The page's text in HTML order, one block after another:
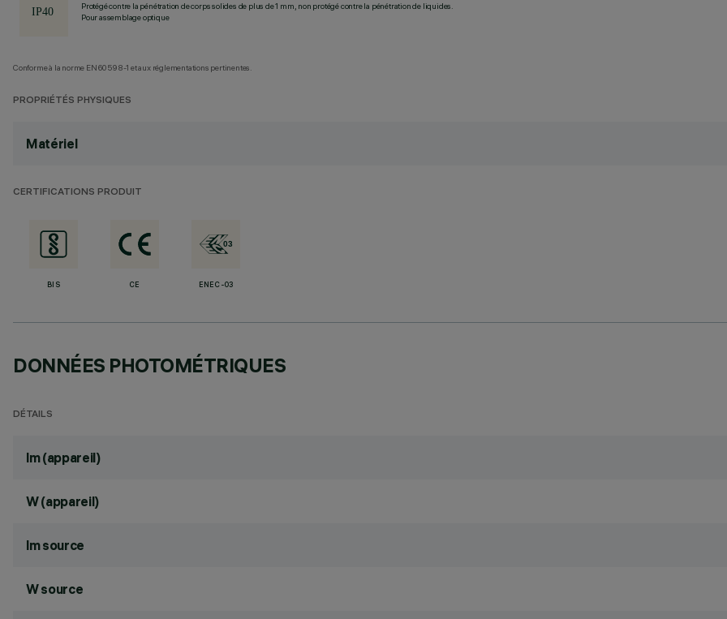
Protégé contre la pénétration de corps solides de plus de 1 mm, non protégé contre la pénétration de liquides.
Pour assemblage optique
Conforme à la norme EN60598-1 et aux réglementations pertinentes.
PROPRIÉTÉS PHYSIQUES
Matériel
CERTIFICATIONS PRODUIT
BIS CE ENEC-03
DONNÉES PHOTOMÉTRIQUES
DÉTAILS
lm (appareil)
W (appareil)
lm source
W source